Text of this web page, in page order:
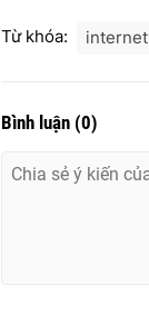
Từ khóa: internet
Bình luận (0)